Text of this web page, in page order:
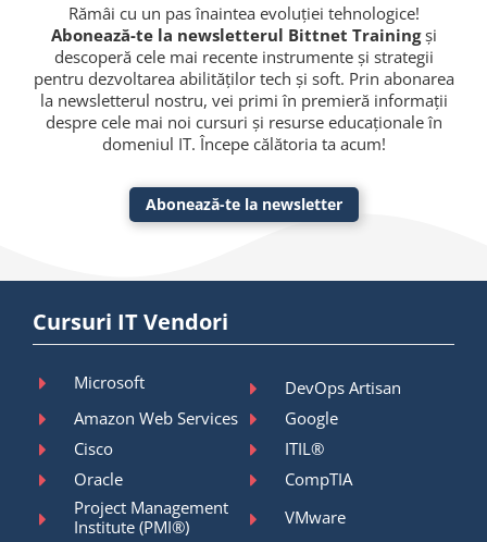
Rămâi cu un pas înaintea evoluției tehnologice!
Abonează-te la newsletterul Bittnet Trainingși
descoperă cele mai recente instrumente și strategii
pentru dezvoltarea abilităților tech și soft. Prin abonarea
la newsletterul nostru, vei primi în premieră informații
despre cele mai noi cursuri și resurse educaționale în
domeniul IT. Începe călătoria ta acum!
Abonează-te la newsletter
Cursuri IT Vendori
Microsoft
DevOps Artisan
Amazon Web Services
Google
Cisco
ITIL®
Oracle
CompTIA
Project Management
Institute (PMI®)
VMware